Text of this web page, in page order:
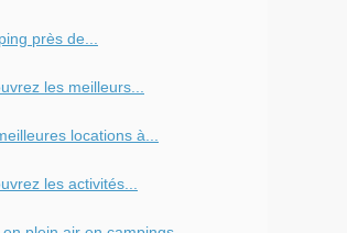
près de...
les meilleurs...
locations à...
les activités...